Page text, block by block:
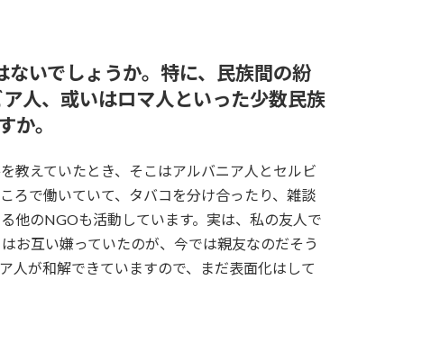
いでしょうか。特に、民族間の紛
人、或いはロマ人といった少数民族
か。
教えていたとき、そこはアルバニア人とセルビ
ろで働いていて、タバコを分け合ったり、雑談
他のNGOも活動しています。実は、私の友人で
お互い嫌っていたのが、今では親友なのだそう
人が和解できていますので、まだ表面化はして